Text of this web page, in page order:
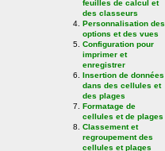
feuilles de calcul et
des classeurs
Personnalisation des
options et des vues
Configuration pour
imprimer et
enregistrer
Insertion de données
dans des cellules et
des plages
Formatage de
cellules et de plages
Classement et
regroupement des
cellules et plages